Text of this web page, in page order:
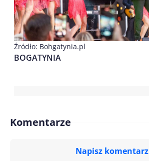
Źródło: Bohgatynia.pl
BOGATYNIA
Komentarze
Napisz komentarz